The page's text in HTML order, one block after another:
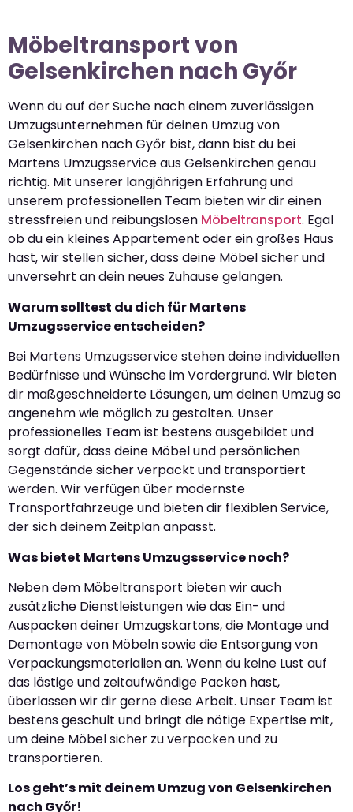
Möbeltransport von
Gelsenkirchen nach Győr
Wenn du auf der Suche nach einem zuverlässigen
Umzugsunternehmen für deinen Umzug von
Gelsenkirchen nach Győr bist, dann bist du bei
Martens Umzugsservice aus Gelsenkirchen genau
richtig. Mit unserer langjährigen Erfahrung und
unserem professionellen Team bieten wir dir einen
stressfreien und reibungslosen Möbeltransport. Egal
ob du ein kleines Appartement oder ein großes Haus
hast, wir stellen sicher, dass deine Möbel sicher und
unversehrt an dein neues Zuhause gelangen.
Warum solltest du dich für Martens
Umzugsservice entscheiden?
Bei Martens Umzugsservice stehen deine individuellen
Bedürfnisse und Wünsche im Vordergrund. Wir bieten
dir maßgeschneiderte Lösungen, um deinen Umzug so
angenehm wie möglich zu gestalten. Unser
professionelles Team ist bestens ausgebildet und
sorgt dafür, dass deine Möbel und persönlichen
Gegenstände sicher verpackt und transportiert
werden. Wir verfügen über modernste
Transportfahrzeuge und bieten dir flexiblen Service,
der sich deinem Zeitplan anpasst.
Was bietet Martens Umzugsservice noch?
Neben dem Möbeltransport bieten wir auch
zusätzliche Dienstleistungen wie das Ein- und
Auspacken deiner Umzugskartons, die Montage und
Demontage von Möbeln sowie die Entsorgung von
Verpackungsmaterialien an. Wenn du keine Lust auf
das lästige und zeitaufwändige Packen hast,
überlassen wir dir gerne diese Arbeit. Unser Team ist
bestens geschult und bringt die nötige Expertise mit,
um deine Möbel sicher zu verpacken und zu
transportieren.
Los geht’s mit deinem Umzug von Gelsenkirchen
nach Győr!